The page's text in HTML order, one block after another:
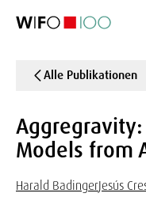
Alle Publikationen
Models from
Harald BadingerJesús